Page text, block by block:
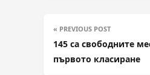
« PREVIOUS POST
145 са свободните
първото класиране